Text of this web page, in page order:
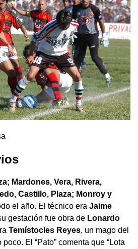
Mardones, Vera, Rivera,
Castillo, Plaza; Monroy y
el año. El técnico era Jaime
gestación fue obra de Lonardo
Temístocles Reyes, un mago del
El “Pato” comenta que “Lota